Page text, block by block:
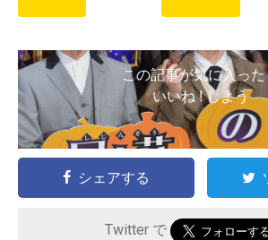
この記事が気に入った
いいね ! しよう
シェアする
Twitter で